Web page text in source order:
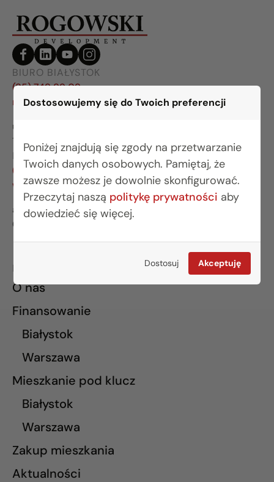
Dostosowujemy się do Twoich preferencji
Poniżej znajdują się zgody na przetwarzanie
Twoich danych osobowych. Pamiętaj, że
zawsze możesz je dowolnie skonfigurować.
Przeczytaj naszą politykę prywatności aby
dowiedzieć się więcej.
Dostosuj Akceptuję
BIURO BIAŁYSTOK
(85) 749 99 09
mieszkania@rogowskidevelopment.pl
ul. Legionowa 28 lok. 202
15-281 Białystok
BIURO WARSZAWA
(22) 642 03 55
warszawa@rogowskidevelopment.pl
al. Wilanowska 67E lok. U5
02-765 Warszawa
INFORMACJE
O nas
Finansowanie
Białystok
Warszawa
Mieszkanie pod klucz
Białystok
Warszawa
Zakup mieszkania
Aktualności